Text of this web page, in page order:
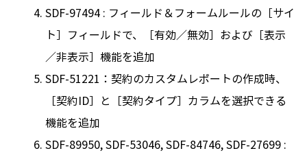
SDF-97494 : フィールド＆フォームルールの［サイ
ト］フィールドで、［有効／無効］および［表示
／非表示］機能を追加
SDF-51221：契約のカスタムレポートの作成時、
［契約ID］と［契約タイプ］カラムを選択できる
機能を追加
SDF-89950, SDF-53046, SDF-84746, SDF-27699 :